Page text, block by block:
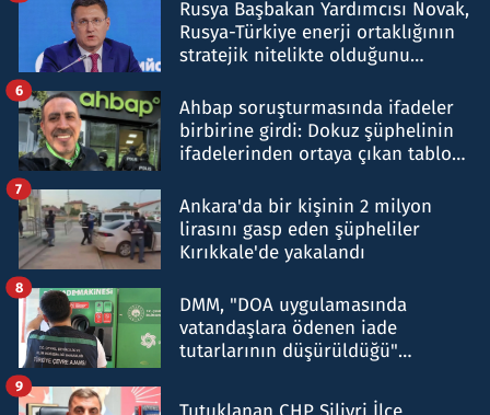
Rusya Başbakan Yardımcısı Novak,
Rusya-Türkiye enerji ortaklığının
stratejik nitelikte olduğunu
Ahbap soruşturmasında ifadeler
birbirine girdi: Dokuz şüphelinin
ifadelerinden ortaya çıkan tablo
6
Ankara'da bir kişinin 2 milyon
lirasını gasp eden şüpheliler
Kırıkkale'de yakalandı
7
DMM, "DOA uygulamasında
vatandaşlara ödenen iade
tutarlarının düşürüldüğü"
8
9